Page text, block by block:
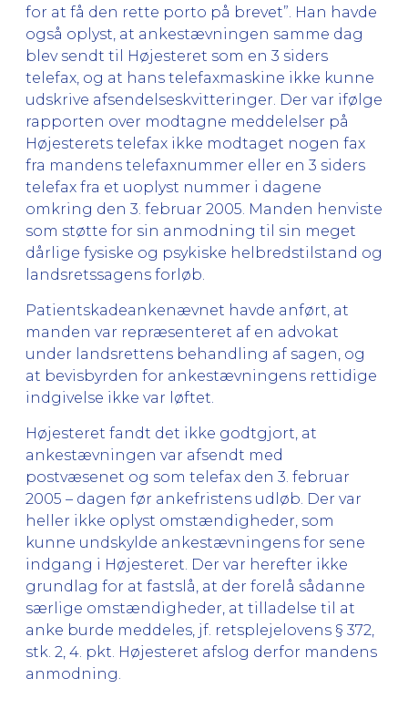
for at få den rette porto på brevet”. Han havde
også oplyst, at ankestævningen samme dag
blev sendt til Højesteret som en 3 siders
telefax, og at hans telefaxmaskine ikke kunne
udskrive afsendelseskvitteringer. Der var ifølge
rapporten over modtagne meddelelser på
Højesterets telefax ikke modtaget nogen fax
fra mandens telefaxnummer eller en 3 siders
telefax fra et uoplyst nummer i dagene
omkring den 3. februar 2005. Manden henviste
som støtte for sin anmodning til sin meget
dårlige fysiske og psykiske helbredstilstand og
landsretssagens forløb.
Patientskadeankenævnet havde anført, at
manden var repræsenteret af en advokat
under landsrettens behandling af sagen, og
at bevisbyrden for ankestævningens rettidige
indgivelse ikke var løftet.
Højesteret fandt det ikke godtgjort, at
ankestævningen var afsendt med
postvæsenet og som telefax den 3. februar
2005 – dagen før ankefristens udløb. Der var
heller ikke oplyst omstændigheder, som
kunne undskylde ankestævningens for sene
indgang i Højesteret. Der var herefter ikke
grundlag for at fastslå, at der forelå sådanne
særlige omstændigheder, at tilladelse til at
anke burde meddeles, jf. retsplejelovens § 372,
stk. 2, 4. pkt. Højesteret afslog derfor mandens
anmodning.